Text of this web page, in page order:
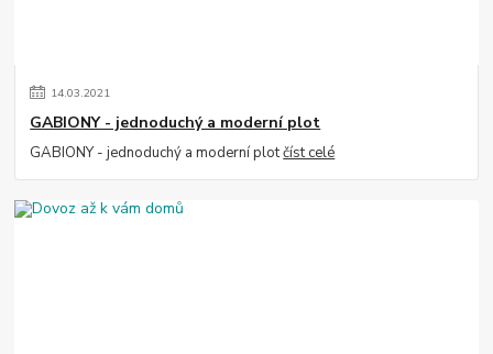
14.03.2021
GABIONY - jednoduchý a moderní plot
GABIONY - jednoduchý a moderní plotčíst celé